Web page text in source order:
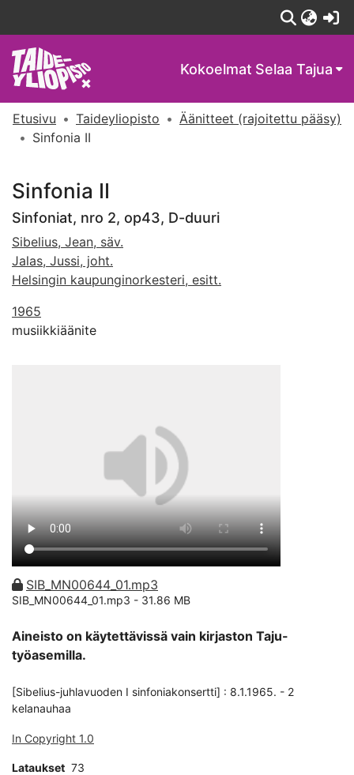
Kokoelmat Selaa Tajua
Etusivu Taideyliopisto
Äänitteet (rajoitettu pääsy)
Sinfonia II
Sinfonia II
Sinfoniat, nro 2, op43, D-duuri
Sibelius, Jean, säv.
Jalas, Jussi, joht.
Helsingin kaupunginorkesteri, esitt.
1965
musiikkiäänite
SIB_MN00644_01.mp3
SIB_MN00644_01.mp3 - 31.86 MB
Aineisto on käytettävissä vain kirjaston Taju-
työasemilla.
[Sibelius-juhlavuoden I sinfoniakonsertti] : 8.1.1965. - 2
kelanauhaa
In Copyright 1.0
Lataukset 73